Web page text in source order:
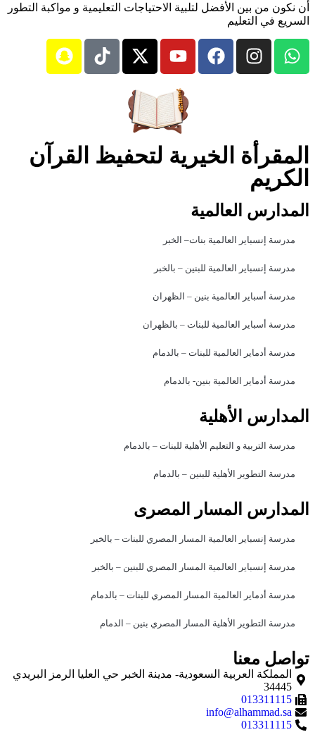
أن نكون من بين الأفضل لتلبية الاحتياجات التعليمية و مواكبة التطور
السريع في التعليم
المقرأة الخيرية لتحفيظ القرآن
الكريم
المدارس العالمية
مدرسة إنسباير العالمية بنات– الخبر
مدرسة إنسباير العالمية للبنين – بالخبر
مدرسة أسباير العالمية بنين – الظهران
مدرسة أسباير العالمية للبنات – بالظهران
مدرسة أدماير العالمية للبنات – بالدمام
مدرسة أدماير العالمية بنين- بالدمام
المدارس الأهلية
مدرسة التربية و التعليم الأهلية للبنات – بالدمام
مدرسة التطوير الأهلية للبنين – بالدمام
المدارس المسار المصرى
مدرسة إنسباير العالمية المسار المصري للبنات – بالخبر
مدرسة إنسباير العالمية المسار المصري للبنين – بالخبر
مدرسة أدماير العالمية المسار المصري للبنات – بالدمام
مدرسة التطوير الأهلية المسار المصري بنين – الدمام
تواصل معنا
المملكة العربية السعودية- مدينة الخبر حي العليا الرمز البريدي
34445
013311115
info@alhammad.sa
013311115